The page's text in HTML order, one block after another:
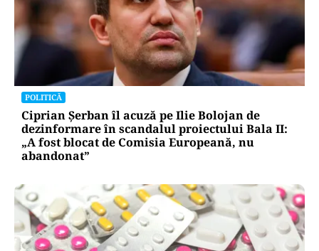
POLITICĂ
Ciprian Șerban îl acuză pe Ilie Bolojan de
dezinformare în scandalul proiectului Bala II:
„A fost blocat de Comisia Europeană, nu
abandonat”